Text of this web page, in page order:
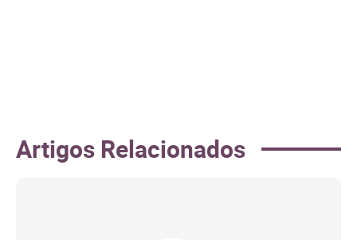
Artigos Relacionados